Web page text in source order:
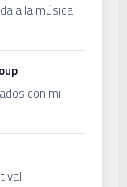
a la música
con mi